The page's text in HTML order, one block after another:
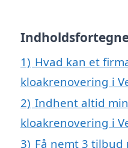
1) Hvad kan et
kloakrenovering i
2) Indhent altid
kloakrenovering i
3) Få nemt 3